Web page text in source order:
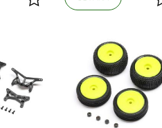
Lägg till i favoriter